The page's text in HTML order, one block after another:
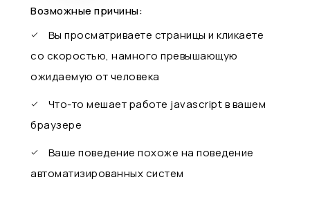
Возможные причины:
Вы просматриваете страницы и кликаете
со скоростью, намного превышающую
ожидаемую от человека
Что-то мешает работе javascript в вашем
браузере
Ваше поведение похоже на поведение
автоматизированных систем